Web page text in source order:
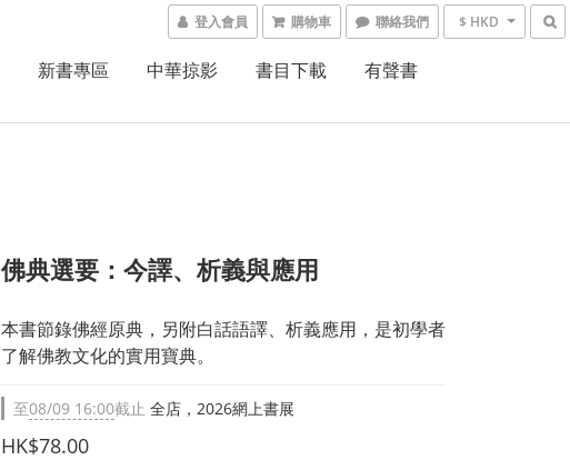
登入會員 購物車 聯絡我們 $ HKD
新書專區 中華掠影 書目下載 有聲書
佛典選要：今譯、析義與應用
本書節錄佛經原典，另附白話語譯、析義應用，是初學者
了解佛教文化的實用寶典。
至08/09 16:00截止 全店，2026網上書展
HK$78.00